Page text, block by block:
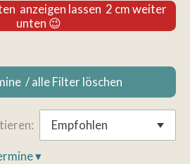
anzeigen lassen 2 cm weiter
unten 😉
/ alle Filter löschen
▾